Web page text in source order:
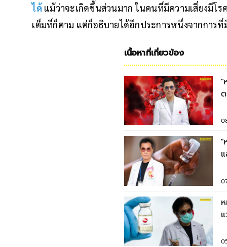
ได้แม้ว่าจะเกิดขึ้นส่วนมาก ในคนที่มีความเสี่ยงมีโ
เต็มที่ก็ตาม แต่ก็อธิบายได้อีกประการหนึ่งจากการ
เนื้อหาที่เกี่ยวข้อง
"
"